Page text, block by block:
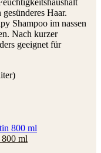
Haar.
Shampoo im nassen
Nach kurzer
geeignet für
ml